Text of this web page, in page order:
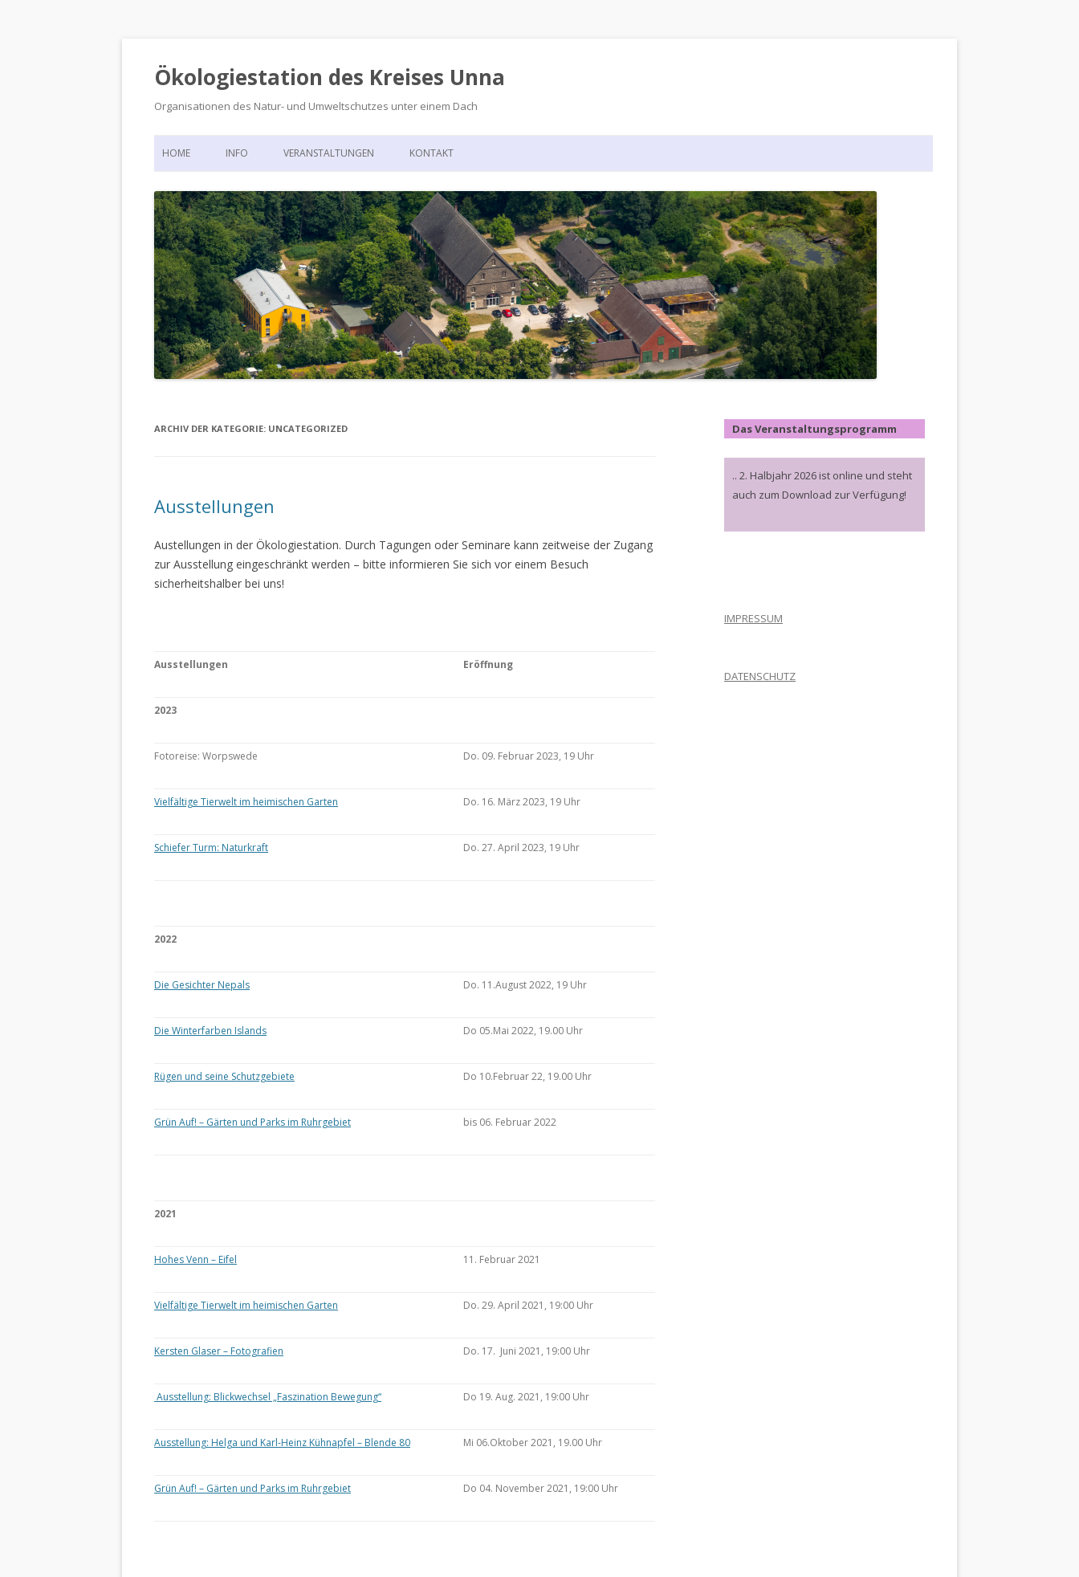
Ökologiestation des Kreises Unna
Organisationen des Natur- und Umweltschutzes unter einem Dach
Zum
HOME INFO
DIE ÖKOLOGIESTATION – FAST
900 JAHRE VORGESCHICHTE
VERANSTALTUNGEN KONTAKT
ARCHIV DER KATEGORIE: UNCATEGORIZED
Ausstellungen
Austellungen in der Ökologiestation. Durch Tagungen oder Seminare kann zeitweise der Zugang
zur Ausstellung eingeschränkt werden – bitte informieren Sie sich vor einem Besuch
sicherheitshalber bei uns!
Ausstellungen Eröffnung
2023
Fotoreise: Worpswede Do. 09. Februar 2023, 19 Uhr
Vielfältige Tierwelt im heimischen Garten Do. 16. März 2023, 19 Uhr
Schiefer Turm: Naturkraft Do. 27. April 2023, 19 Uhr
2022
Die Gesichter Nepals Do. 11.August 2022, 19 Uhr
Die Winterfarben Islands Do 05.Mai 2022, 19.00 Uhr
Rügen und seine Schutzgebiete Do 10.Februar 22, 19.00 Uhr
Grün Auf! – Gärten und Parks im Ruhrgebiet bis 06. Februar 2022
2021
Hohes Venn – Eifel 11. Februar 2021
Vielfältige Tierwelt im heimischen Garten Do. 29. April 2021, 19:00 Uhr
Kersten Glaser – Fotografien Do. 17. Juni 2021, 19:00 Uhr
Ausstellung: Blickwechsel „Faszination Bewegung“ Do 19. Aug. 2021, 19:00 Uhr
Ausstellung: Helga und Karl-Heinz Kühnapfel – Blende 80 Mi 06.Oktober 2021, 19.00 Uhr
Grün Auf! – Gärten und Parks im Ruhrgebiet Do 04. November 2021, 19:00 Uhr
Das Veranstaltungsprogramm
.. 2. Halbjahr 2026 ist online und steht
auch zum Download zur Verfügung!
IMPRESSUM
DATENSCHUTZ